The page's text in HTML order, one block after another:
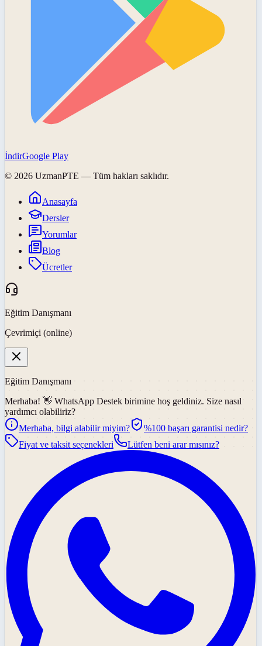
İndirGoogle Play
© 2026 UzmanPTE — Tüm hakları saklıdır.
Anasayfa
Dersler
Yorumlar
Blog
Ücretler
Eğitim Danışmanı
Çevrimiçi (online)
Eğitim Danışmanı
Merhaba! 👋 WhatsApp Destek birimine hoş geldiniz. Size nasıl
yardımcı olabiliriz?
Merhaba, bilgi alabilir miyim?
%100 başarı garantisi nedir?
Fiyat ve taksit seçenekleri
Lütfen beni arar mısınız?